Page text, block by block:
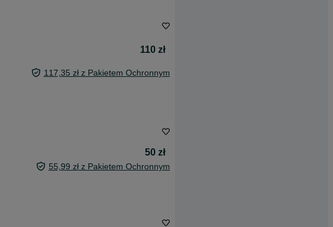
110 zł
117,35 zł z Pakietem Ochronnym
50 zł
55,99 zł z Pakietem Ochronnym